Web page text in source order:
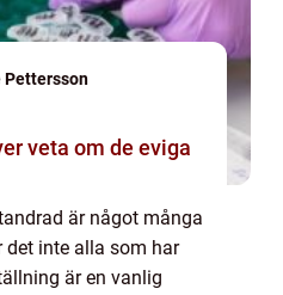
Pettersson
är något många
det inte alla som har
är en vanlig